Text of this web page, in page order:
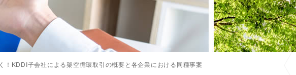
KDDI子会社による架空循環取引の概要と各企業における同種事案